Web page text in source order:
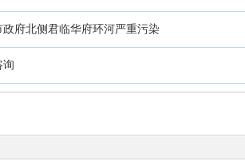
政府北侧君临华府环河严重污染
询